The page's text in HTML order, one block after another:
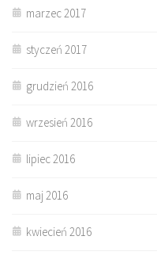
marzec 2017
styczeń 2017
grudzień 2016
wrzesień 2016
lipiec 2016
maj 2016
kwiecień 2016